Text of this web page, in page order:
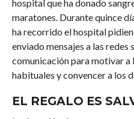
hospital que ha donado
maratones. Durante quince
ha recorrido el hospital
enviado mensajes a las redes
comunicación para motivar a
habituales y convencer a los
EL REGALO ES